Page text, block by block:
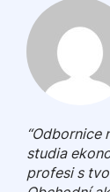
“Odbornice
studia
profesi s